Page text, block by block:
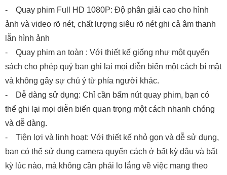
- Quay phim Full HD 1080P: Độ phân giải cao cho hình
ảnh và video rõ nét, chất lượng siêu rõ nét ghi cả âm thanh
lẫn hình ảnh
- Quay phim an toàn : Với thiết kế giống như một quyển
sách cho phép quý bạn ghi lại mọi diễn biến một cách bí mật
và không gây sự chú ý từ phía người khác.
- Dễ dàng sử dụng: Chỉ cần bấm nút quay phim, bạn có
thể ghi lại mọi diễn biến quan trọng một cách nhanh chóng
và dễ dàng.
- Tiện lợi và linh hoạt: Với thiết kế nhỏ gọn và dễ sử dụng,
bạn có thể sử dụng camera quyển cách ở bất kỳ đâu và bất
kỳ lúc nào, mà không cần phải lo lắng về việc mang theo